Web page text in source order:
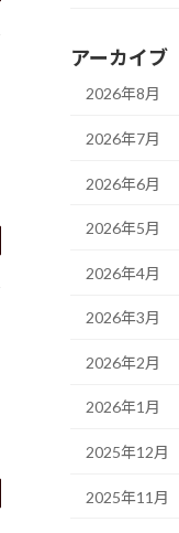
アーカイブ
2026年8月
2026年7月
2026年6月
2026年5月
2026年4月
2026年3月
2026年2月
2026年1月
2025年12月
2025年11月